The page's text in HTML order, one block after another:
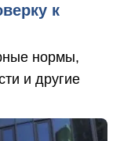
к
нормы,
и другие